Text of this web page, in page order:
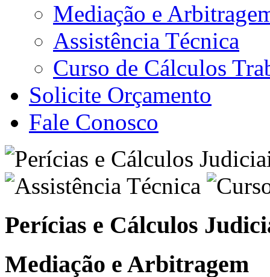
Mediação e
Assistência Técnica
Curso de Cálculos
Solicite Orçamento
Fale Conosco
Perícias e Cálculos
Mediação e Arbitragem